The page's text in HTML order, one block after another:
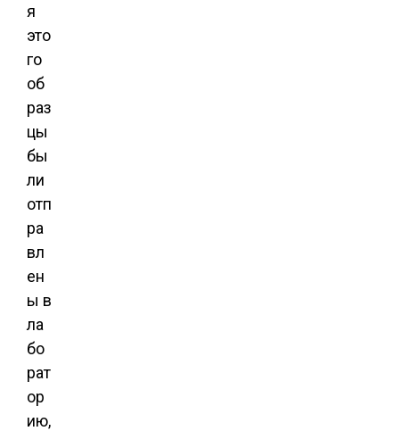
я
это
го
об
раз
цы
бы
ли
отп
ра
вл
ен
ы в
ла
бо
рат
ор
ию,